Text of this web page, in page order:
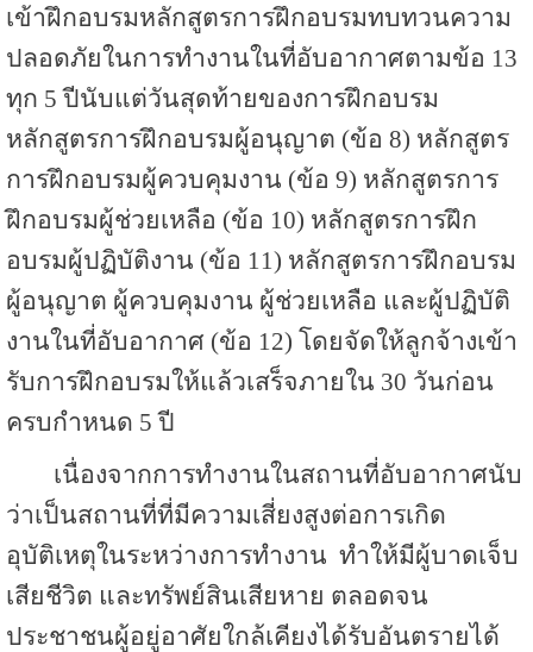
เข้าฝึกอบรมหลักสูตรการฝึกอบรมทบทวนความ
ปลอดภัยในการทำงานในที่อับอากาศตามข้อ 13
ทุก 5 ปีนับแต่วันสุดท้ายของการฝึกอบรม
หลักสูตรการฝึกอบรมผู้อนุญาต (ข้อ 8) หลักสูตร
การฝึกอบรมผู้ควบคุมงาน (ข้อ 9) หลักสูตรการ
ฝึกอบรมผู้ช่วยเหลือ (ข้อ 10) หลักสูตรการฝึก
อบรมผู้ปฏิบัติงาน (ข้อ 11) หลักสูตรการฝึกอบรม
ผู้อนุญาต ผู้ควบคุมงาน ผู้ช่วยเหลือ และผู้ปฏิบัติ
งานในที่อับอากาศ (ข้อ 12) โดยจัดให้ลูกจ้างเข้า
รับการฝึกอบรมให้แล้วเสร็จภายใน 30 วันก่อน
ครบกำหนด 5 ปี
เนื่องจากการทำงานในสถานที่อับอากาศนับ
ว่าเป็นสถานที่ที่มีความเสี่ยงสูงต่อการเกิด
อุบัติเหตุในระหว่างการทำงาน ทำให้มีผู้บาดเจ็บ
เสียชีวิต และทรัพย์สินเสียหาย ตลอดจน
ประชาชนผู้อยู่อาศัยใกล้เคียงได้รับอันตรายได้